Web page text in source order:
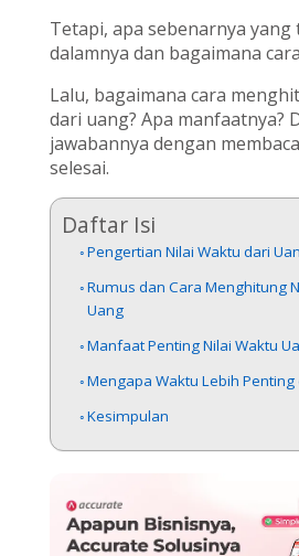
Tetapi, apa sebenarnya yang
dalamnya dan bagaimana
Lalu, bagaimana cara
dari uang? Apa manfaatnya?
jawabannya dengan
selesai.
Daftar Isi
Pengertian Nilai Waktu dari
Rumus dan Cara Menghitung
Uang
Manfaat Penting Nilai Waktu
Mengapa Waktu Lebih Penting
Kesimpulan